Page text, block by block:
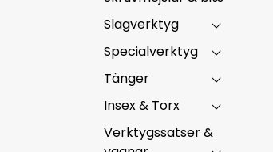
Slagverktyg
Specialverktyg
Tänger
Insex & Torx
Verktygssatser &